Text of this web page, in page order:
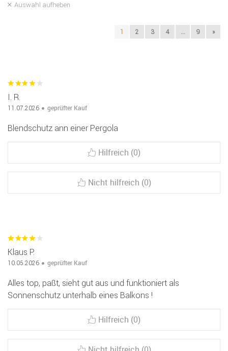
Auswahl aufheben
1 2 3 4 ... 9 »
I. R.
11.07.2026 geprüfter Kauf
Blendschutz ann einer Pergola
Hilfreich (0)
Nicht hilfreich (0)
Klaus P.
10.05.2026 geprüfter Kauf
Alles top, paßt, sieht gut aus und funktioniert als
Sonnenschutz unterhalb eines Balkons !
Hilfreich (0)